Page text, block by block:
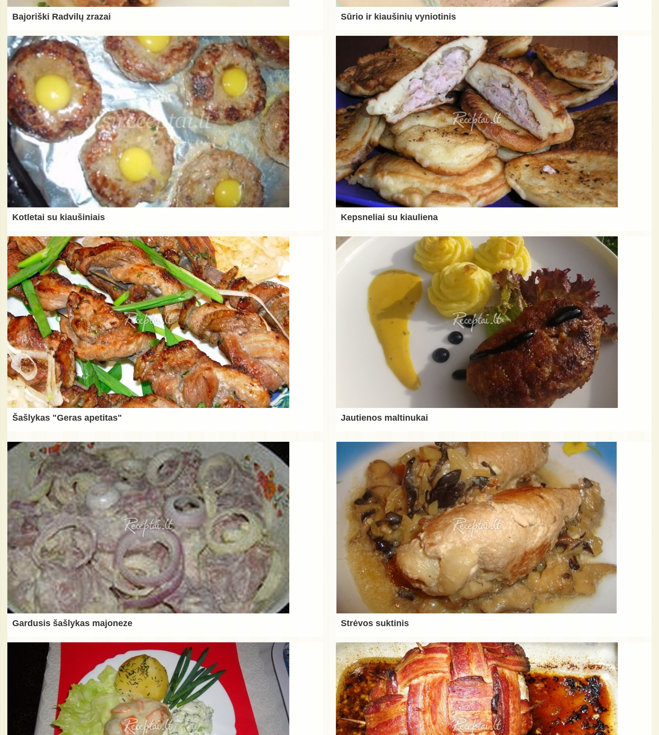
Bajoriški Radvilų zrazai Sūrio ir kiaušinių vyniotinis
Kotletai su kiaušiniais Kepsneliai su kiauliena
Šašlykas "Geras apetitas" Jautienos maltinukai
Gardusis šašlykas majoneze Strėvos suktinis